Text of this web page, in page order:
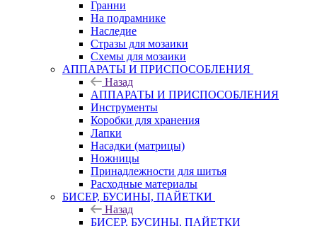
Гранни
На подрамнике
Наследие
Стразы для мозаики
Схемы для мозаики
АППАРАТЫ И ПРИСПОСОБЛЕНИЯ
Назад
АППАРАТЫ И ПРИСПОСОБЛЕНИЯ
Инструменты
Коробки для хранения
Лапки
Насадки (матрицы)
Ножницы
Принадлежности для шитья
Расходные материалы
БИСЕР, БУСИНЫ, ПАЙЕТКИ
Назад
БИСЕР, БУСИНЫ, ПАЙЕТКИ